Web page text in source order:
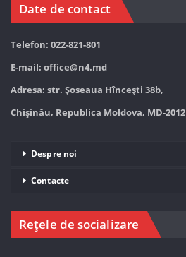
Date de contact
Telefon: 022-821-801
E-mail: office@n4.md
Adresa: str. Șoseaua Hînceşti 38b,
Chișinău, Republica Moldova, MD-2012
Despre noi
Contacte
Rețele de socializare